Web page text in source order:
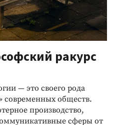
ракурс
— это своего рода
современных обществ.
производство,
сферы от